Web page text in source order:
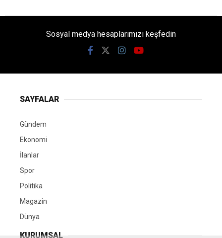
Sosyal medya hesaplarımızı keşfedin
SAYFALAR
Gündem
Ekonomi
İlanlar
Spor
Politika
Magazin
Dünya
KURUMSAL